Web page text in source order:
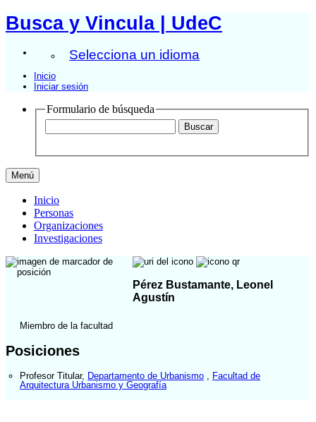
Busca y Vincula | UdeC
Selecciona un idioma
Inicio
Iniciar sesión
Formulario de búsqueda
Menú
Inicio
Personas
Organizaciones
Investigaciones
Pérez Bustamante, Leonel
Agustín
Miembro de la facultad
Posiciones
Profesor Titular, Departamento de Urbanismo
Facultad de
Arquitectura Urbanismo y Geografía